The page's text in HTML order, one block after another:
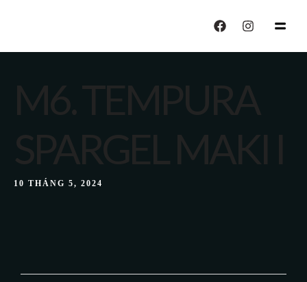
M6. TEMPURA
SPARGEL MAKI I
10 THÁNG 5, 2024